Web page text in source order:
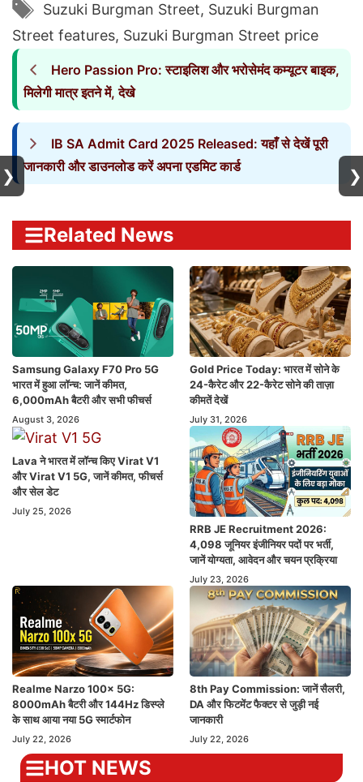
Suzuki Burgman Street, Suzuki Burgman
Street features, Suzuki Burgman Street price
Hero Passion Pro: स्टाइलिश और भरोसेमंद कम्यूटर बाइक,
मिलेगी मात्र इतने में, देखे
IB SA Admit Card 2025 Released: यहाँ से देखें पूरी
जानकारी और डाउनलोड करें अपना एडमिट कार्ड
Related News
Samsung Galaxy F70 Pro 5G
भारत में हुआ लॉन्च: जानें कीमत,
6,000mAh बैटरी और सभी फीचर्स
August 3, 2026
Gold Price Today: भारत में सोने के
24-कैरेट और 22-कैरेट सोने की ताज़ा
कीमतें देखें
July 31, 2026
Lava ने भारत में लॉन्च किए Virat V1
और Virat V1 5G, जानें कीमत, फीचर्स
और सेल डेट
July 25, 2026
RRB JE Recruitment 2026:
4,098 जूनियर इंजीनियर पदों पर भर्ती,
जानें योग्यता, आवेदन और चयन प्रक्रिया
July 23, 2026
Realme Narzo 100x 5G:
8000mAh बैटरी और 144Hz डिस्प्ले
के साथ आया नया 5G स्मार्टफोन
July 22, 2026
8th Pay Commission: जानें सैलरी,
DA और फिटमेंट फैक्टर से जुड़ी नई
जानकारी
July 22, 2026
HOT NEWS
❯ ❯